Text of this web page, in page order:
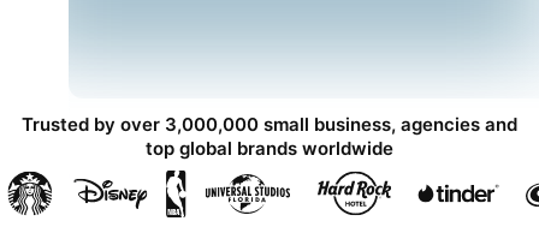
Trusted by over 3,000,000 small business, agencies and
top global brands worldwide